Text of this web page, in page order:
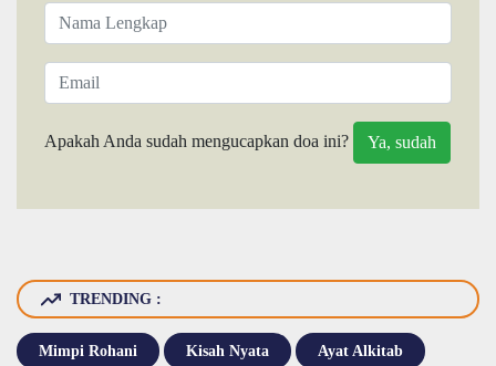
Apakah Anda sudah mengucapkan doa ini?
TRENDING :
Mimpi Rohani Kisah Nyata Ayat Alkitab